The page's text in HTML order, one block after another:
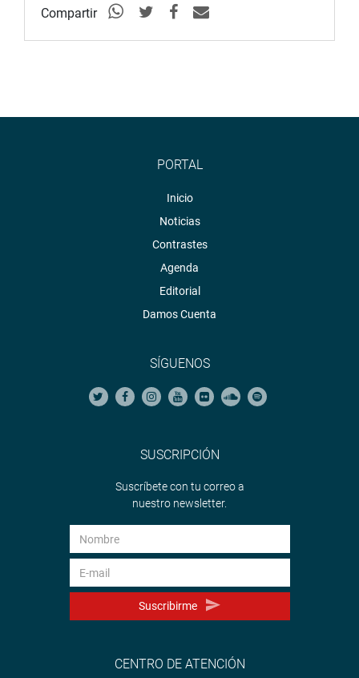
Compartir
PORTAL
Inicio
Noticias
Contrastes
Agenda
Editorial
Damos Cuenta
SÍGUENOS
SUSCRIPCIÓN
Suscríbete con tu correo a
nuestro newsletter.
Suscribirme
CENTRO DE ATENCIÓN